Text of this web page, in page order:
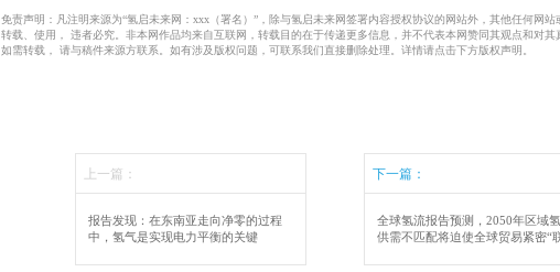
免责声明：凡注明来源为“氢启未来网：xxx（署名）”，除与氢启未来网签署内容授权协议的网站外，其他任何网站
转载、使用， 违者必究。非本网作品均来自互联网，转载目的在于传递更多信息，并不代表本网赞同其观点和对其
如需转载， 请与稿件来源方联系。如有涉及版权问题，可联系我们直接删除处理。详情请点击下方版权声明。
上一篇：
报告发现：在东南亚走向净零的过程
中，氢气是实现电力平衡的关键
下一篇：
全球氢流报告预测，2050年区域
供需不匹配将迫使全球贸易紧密“